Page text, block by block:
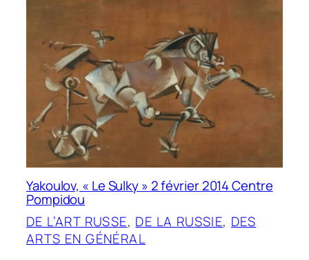
Yakoulov, « Le Sulky » 2 février 2014 Centre
Pompidou
DE L’ART RUSSE, DE LA RUSSIE, DES
ARTS EN GÉNÉRAL